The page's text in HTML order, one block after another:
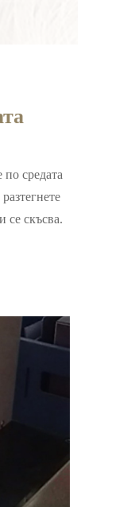
по средата
се скъсва.